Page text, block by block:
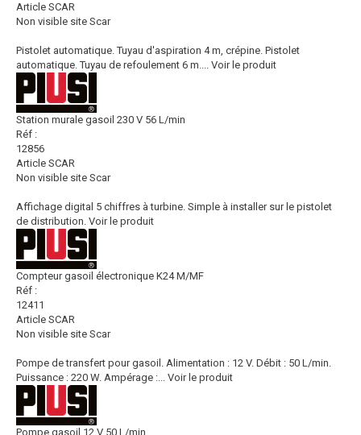
Article SCAR
Non visible site Scar
Pistolet automatique. Tuyau d'aspiration 4 m, crépine. Pistolet
automatique. Tuyau de refoulement 6 m.... Voir le produit
Station murale gasoil 230 V 56 L/min
Réf :
12856
Article SCAR
Non visible site Scar
Affichage digital 5 chiffres à turbine. Simple à installer sur le pistolet
de distribution. Voir le produit
Compteur gasoil électronique K24 M/MF
Réf :
12411
Article SCAR
Non visible site Scar
Pompe de transfert pour gasoil. Alimentation : 12 V. Débit : 50 L/min.
Puissance : 220 W. Ampérage :... Voir le produit
Pompe gasoil 12 V 50 L/min